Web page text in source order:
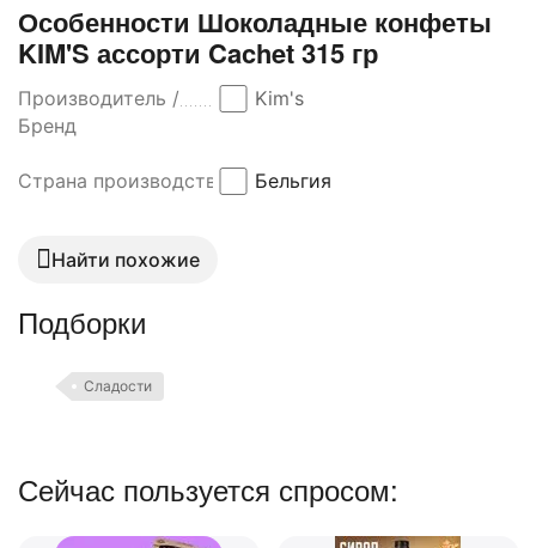
Особенности Шоколадные конфеты
KIM'S ассорти Cachet 315 гр
Производитель /
Бренд
Kim's
Страна производства Бельгия
Найти похожие
Подборки
Сладости
Сейчас пользуется спросом: